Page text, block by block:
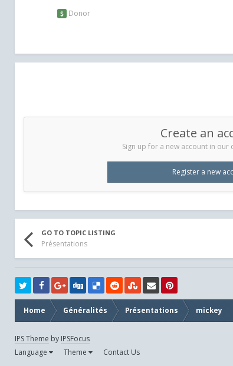
Donor
Create an
Sign up for a new account in our
Register a new
GO TO TOPIC LISTING
Présentations
Home Généralités Présentations mickey
IPS Theme by IPSFocus
Language
Theme Contact Us